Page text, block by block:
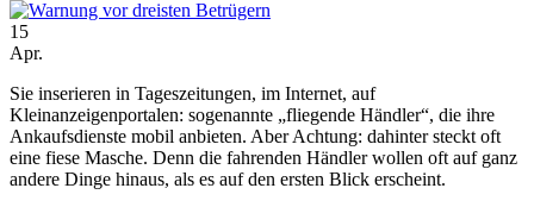
15
Apr.
Sie inserieren in Tageszeitungen, im Internet, auf
Kleinanzeigenportalen: sogenannte „fliegende Händler“, die ihre
Ankaufsdienste mobil anbieten. Aber Achtung: dahinter steckt oft
eine fiese Masche. Denn die fahrenden Händler wollen oft auf ganz
andere Dinge hinaus, als es auf den ersten Blick erscheint.